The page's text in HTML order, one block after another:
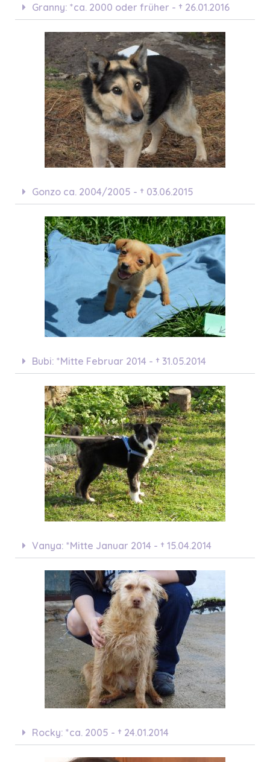
Granny: *ca. 2000 oder früher - † 26.01.2016
Gonzo ca. 2004/2005 - † 03.06.2015
Bubi: *Mitte Februar 2014 - † 31.05.2014
Vanya: *Mitte Januar 2014 - † 15.04.2014
Rocky: *ca. 2005 - † 24.01.2014